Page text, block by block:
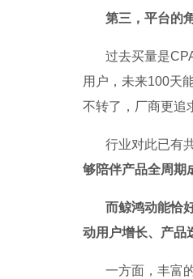
第三，平台的
过去买量是
用户，未来100天
不转了，厂商更追
行业对此已有
够陪伴产品全周期
而鲸鸿动能恰
动用户增长、产品
一方面，丰富